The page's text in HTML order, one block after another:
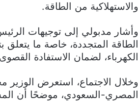
والاستهلاكية من الطاقة.
وأشار مدبولي إلى توجيهات
الطاقة المتجددة، خاصة ما يتعلق
الكهرباء، لضمان الاستفادة
وخلال الاجتماع، استعرض
المصري-السعودي، موضحًا أن